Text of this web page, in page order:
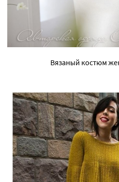
Вязаный костюм